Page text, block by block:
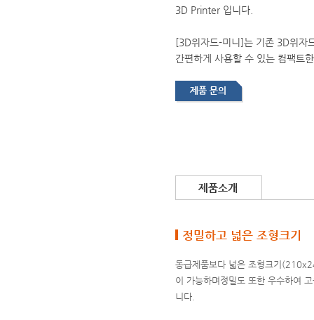
3D Printer 입니다.
[3D위자드-미니]는 기존 3D위자
간편하게 사용할 수 있는 컴팩트
정밀하고 넓은 조형크기
동급제품보다 넓은 조형크기
이 가능하며정밀도 또한 우수하여
니다.